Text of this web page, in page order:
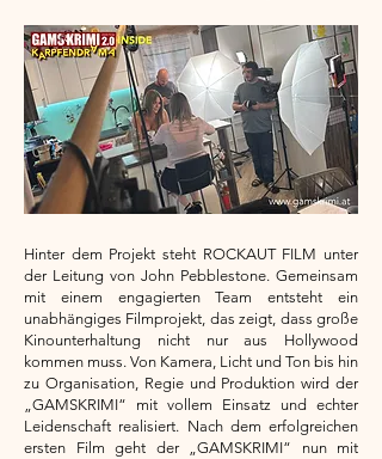
Hinter dem Projekt steht ROCKAUT FILM unter
der Leitung von John Pebblestone. Gemeinsam
mit einem engagierten Team entsteht ein
unabhängiges Filmprojekt, das zeigt, dass große
Kinounterhaltung nicht nur aus Hollywood
kommen muss. Von Kamera, Licht und Ton bis hin
zu Organisation, Regie und Produktion wird der
„GAMSKRIMI“ mit vollem Einsatz und echter
Leidenschaft realisiert. Nach dem erfolgreichen
ersten Film geht der „GAMSKRIMI“ nun mit